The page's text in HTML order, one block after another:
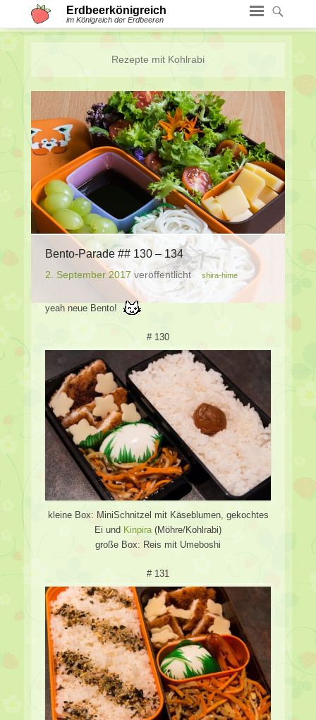
Erdbeerkönigreich
im Königreich der Erdbeeren
Rezepte mit Kohlrabi
Bento-Parade ## 130 – 134
2. September 2017 veröffentlicht shira-hime
yeah neue Bento!
# 130
kleine Box: MiniSchnitzel mit Käseblumen, gekochtes
Ei und Kinpira (Möhre/Kohlrabi)
große Box: Reis mit Umeboshi
# 131